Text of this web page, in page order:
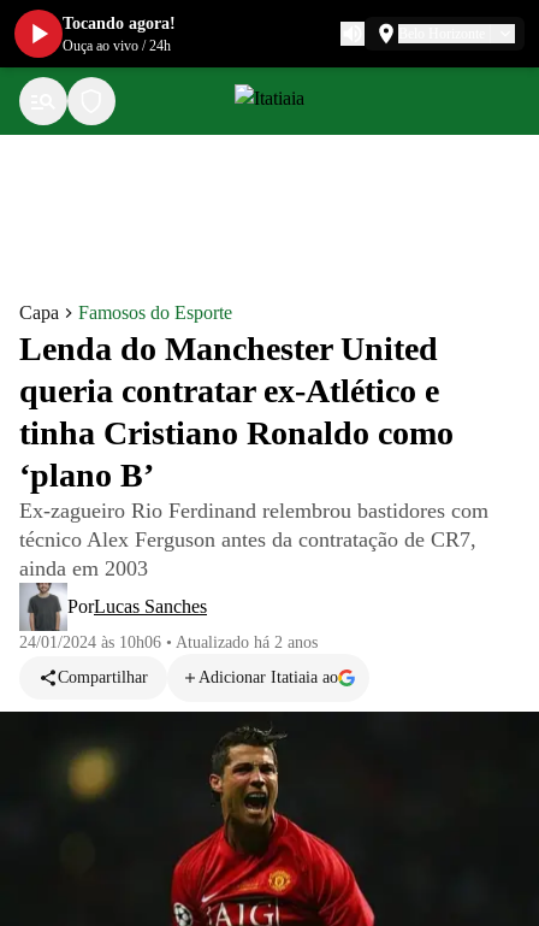
Capa Famosos do Esporte
Lenda do Manchester United
queria contratar ex-Atlético e
tinha Cristiano Ronaldo como
‘plano B’
Ex-zagueiro Rio Ferdinand relembrou bastidores com
técnico Alex Ferguson antes da contratação de CR7,
ainda em 2003
PorLucas Sanches
24/01/2024 às 10h06 • Atualizado há 2 anos
Compartilhar
Adicionar Itatiaia ao
Tocando agora!
Ouça ao vivo /24h